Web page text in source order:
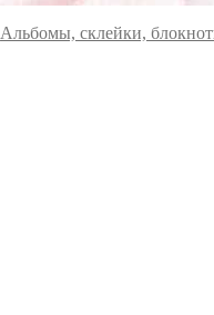
Альбомы, склейки,